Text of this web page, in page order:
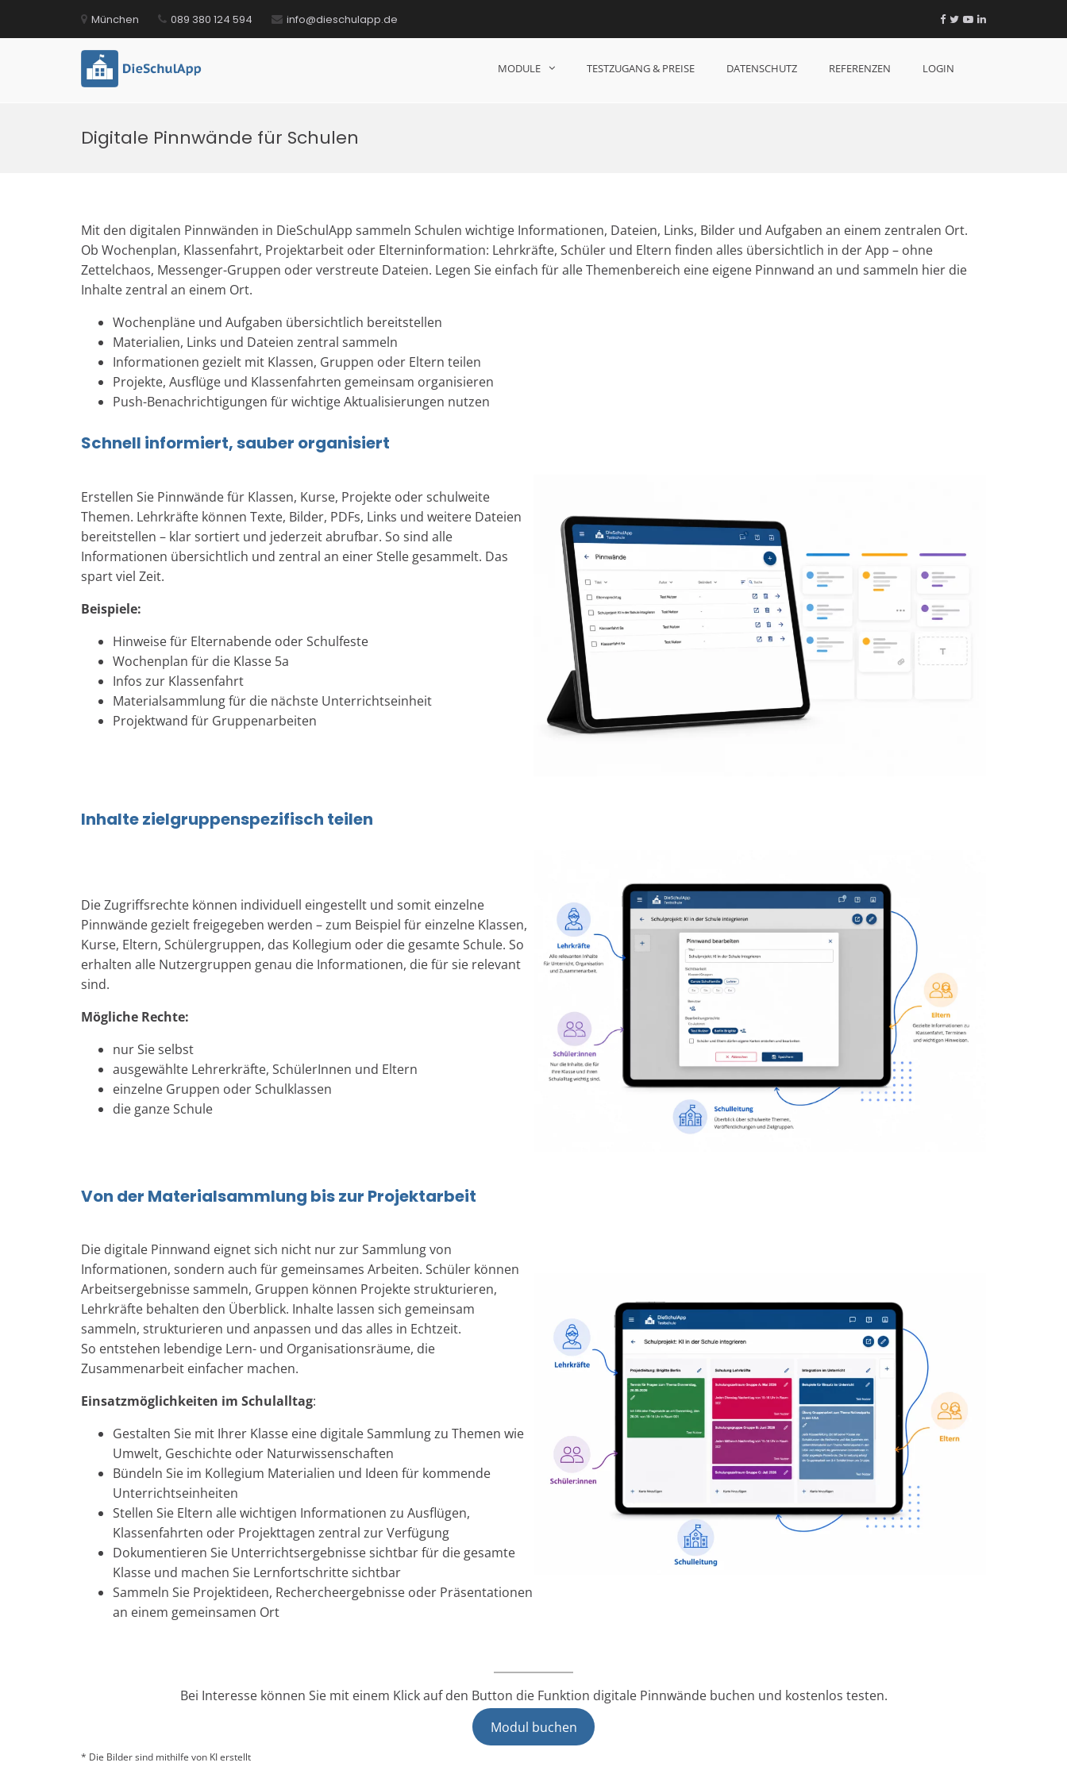
springen
München 089 380 124 594 info@dieschulapp.de Facebook
TwitterYouTube
LinkedIn
MODULE TESTZUGANG & PREISE DATENSCHUTZ REFERENZEN LOGIN
Digitale Pinnwände für Schulen
Mit den digitalen Pinnwänden in DieSchulApp sammeln Schulen wichtige Informationen, Dateien, Links, Bilder und Aufgaben an einem zentralen Ort.
Ob Wochenplan, Klassenfahrt, Projektarbeit oder Elterninformation: Lehrkräfte, Schüler und Eltern finden alles übersichtlich in der App – ohne
Zettelchaos, Messenger-Gruppen oder verstreute Dateien. Legen Sie einfach für alle Themenbereich eine eigene Pinnwand an und sammeln hier die
Inhalte zentral an einem Ort.
Wochenpläne und Aufgaben übersichtlich bereitstellen
Materialien, Links und Dateien zentral sammeln
Informationen gezielt mit Klassen, Gruppen oder Eltern teilen
Projekte, Ausflüge und Klassenfahrten gemeinsam organisieren
Push-Benachrichtigungen für wichtige Aktualisierungen nutzen
Schnell informiert, sauber organisiert
Erstellen Sie Pinnwände für Klassen, Kurse, Projekte oder schulweite
Themen. Lehrkräfte können Texte, Bilder, PDFs, Links und weitere Dateien
bereitstellen – klar sortiert und jederzeit abrufbar. So sind alle
Informationen übersichtlich und zentral an einer Stelle gesammelt. Das
spart viel Zeit.
Beispiele:
Hinweise für Elternabende oder Schulfeste
Wochenplan für die Klasse 5a
Infos zur Klassenfahrt
Materialsammlung für die nächste Unterrichtseinheit
Projektwand für Gruppenarbeiten
Inhalte zielgruppenspezifisch teilen
Die Zugriffsrechte können individuell eingestellt und somit einzelne
Pinnwände gezielt freigegeben werden – zum Beispiel für einzelne Klassen,
Kurse, Eltern, Schülergruppen, das Kollegium oder die gesamte Schule. So
erhalten alle Nutzergruppen genau die Informationen, die für sie relevant
sind.
Mögliche Rechte:
nur Sie selbst
ausgewählte Lehrerkräfte, SchülerInnen und Eltern
einzelne Gruppen oder Schulklassen
die ganze Schule
Von der Materialsammlung bis zur Projektarbeit
Die digitale Pinnwand eignet sich nicht nur zur Sammlung von
Informationen, sondern auch für gemeinsames Arbeiten. Schüler können
Arbeitsergebnisse sammeln, Gruppen können Projekte strukturieren,
Lehrkräfte behalten den Überblick. Inhalte lassen sich gemeinsam
sammeln, strukturieren und anpassen und das alles in Echtzeit.
So entstehen lebendige Lern- und Organisationsräume, die
Zusammenarbeit einfacher machen.
Einsatzmöglichkeiten im Schulalltag:
Gestalten Sie mit Ihrer Klasse eine digitale Sammlung zu Themen wie
Umwelt, Geschichte oder Naturwissenschaften
Bündeln Sie im Kollegium Materialien und Ideen für kommende
Unterrichtseinheiten
Stellen Sie Eltern alle wichtigen Informationen zu Ausflügen,
Klassenfahrten oder Projekttagen zentral zur Verfügung
Dokumentieren Sie Unterrichtsergebnisse sichtbar für die gesamte
Klasse und machen Sie Lernfortschritte sichtbar
Sammeln Sie Projektideen, Rechercheergebnisse oder Präsentationen
an einem gemeinsamen Ort
Bei Interesse können Sie mit einem Klick auf den Button die Funktion digitale Pinnwände buchen und kostenlos testen.
Modul buchen
* Die Bilder sind mithilfe von KI erstellt